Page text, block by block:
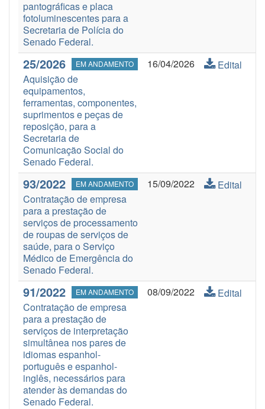
pantográficas e placa
fotoluminescentes para a
Secretaria de Polícia do
Senado Federal.
25/2026 EM ANDAMENTO
Aquisição de
equipamentos,
ferramentas, componentes,
suprimentos e peças de
reposição, para a
Secretaria de
Comunicação Social do
Senado Federal.
16/04/2026 Edital
93/2022 EM ANDAMENTO
Contratação de empresa
para a prestação de
serviços de processamento
de roupas de serviços de
saúde, para o Serviço
Médico de Emergência do
Senado Federal.
15/09/2022 Edital
91/2022 EM ANDAMENTO
Contratação de empresa
para a prestação de
serviços de interpretação
simultânea nos pares de
idiomas espanhol-
português e espanhol-
inglês, necessários para
atender às demandas do
Senado Federal.
08/09/2022 Edital